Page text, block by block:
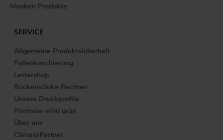
Munken Produkte
SERVICE
Allgemeine Produktsicherheit
Folienkaschierung
Lettershop
Rückenstärke Rechner
Unsere Druckprofile
Printnow wird grün
Über uns
ClimatePartner